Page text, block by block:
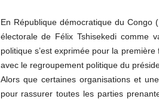
En République démocratique du Congo
électorale de Félix Tshisekedi comme
politique s’est exprimée pour la
avec le regroupement politique du
Alors que certaines organisations et
pour rassurer toutes les parties